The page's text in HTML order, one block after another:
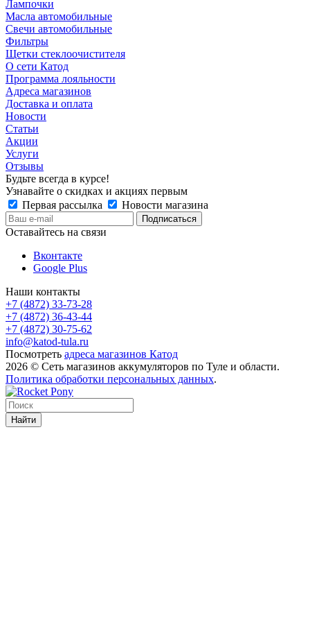
Лампочки
Масла автомобильные
Свечи автомобильные
Фильтры
Щетки стеклоочистителя
О сети Катод
Программа лояльности
Адреса магазинов
Доставка и оплата
Новости
Статьи
Акции
Услуги
Отзывы
Будьте всегда в курсе!
Узнавайте о скидках и акциях первым
Первая рассылка
Новости магазина
Оставайтесь на связи
Вконтакте
Google Plus
Наши контакты
+7 (4872) 33-73-28
+7 (4872) 36-43-44
+7 (4872) 30-75-62
info@katod-tula.ru
Посмотреть адреса магазинов Катод
2026 © Сеть магазинов аккумуляторов по Туле и области.
Политика обработки персональных данных.
Найти